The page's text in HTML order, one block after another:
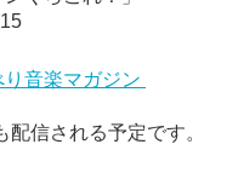
り音楽マガジン
信される予定です。